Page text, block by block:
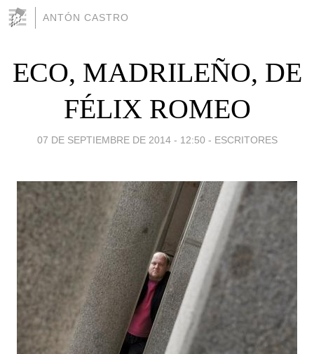
ANTÓN CASTRO
ECO, MADRILEÑO, DE
FÉLIX ROMEO
07 DE SEPTIEMBRE DE 2014 - 12:50 - ESCRITORES